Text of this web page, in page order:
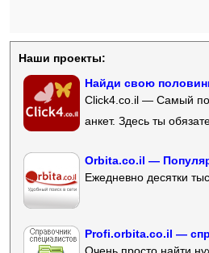
Наши проекты:
Найди свою
Click4.co.il — Самый
анкет. Здесь ты
Orbita.co.il —
Ежедневно десятки
Profi.orbita.co.il —